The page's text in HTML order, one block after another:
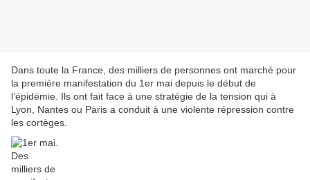
Dans toute la France, des milliers de personnes ont marché pour
la première manifestation du 1er mai depuis le début de
l’épidémie. Ils ont fait face à une stratégie de la tension qui à
Lyon, Nantes ou Paris a conduit à une violente répression contre
les cortèges.